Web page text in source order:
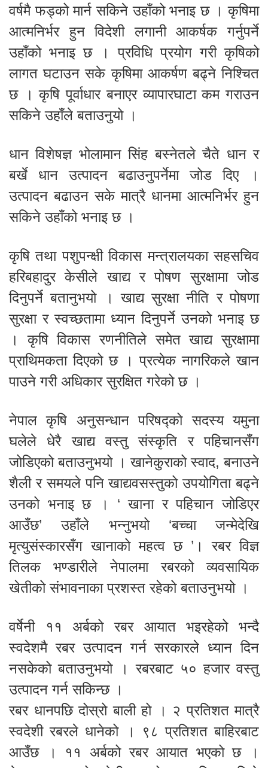
वर्षमै फड्को मार्न सकिने उहाँको भनाइ छ । कृषिमा
आत्मनिर्भर हुन विदेशी लगानी आकर्षक गर्नुपर्ने
उहाँको भनाइ छ । प्रविधि प्रयोग गरी कृषिको
लागत घटाउन सके कृषिमा आकर्षण बढ्ने निश्चित
छ । कृषि पूर्वाधार बनाएर व्यापारघाटा कम गराउन
सकिने उहाँले बताउनुयो ।
धान विशेषज्ञ भोलामान सिंह बस्नेतले चैते धान र
बर्खे धान उत्पादन बढाउनुपर्नेमा जोड दिए ।
उत्पादन बढाउन सके मात्रै धानमा आत्मनिर्भर हुन
सकिने उहाँको भनाइ छ ।
कृषि तथा पशुपन्क्षी विकास मन्त्रालयका सहसचिव
हरिबहादुर केसीले खाद्य र पोषण सुरक्षामा जोड
दिनुपर्ने बतानुभयो । खाद्य सुरक्षा नीति र पोषणा
सुरक्षा र स्वच्छतामा ध्यान दिनुपर्ने उनको भनाइ छ
। कृषि विकास रणनीतिले समेत खाद्य सुरक्षामा
प्राथिमकता दिएको छ । प्रत्येक नागरिकले खान
पाउने गरी अधिकार सुरक्षित गरेको छ ।
नेपाल कृषि अनुसन्धान परिषद्को सदस्य यमुना
घलेले धेरै खाद्य वस्तु संस्कृति र पहिचानसँग
जोडिएको बताउनुभयो । खानेकुराको स्वाद, बनाउने
शैली र समयले पनि खाद्यवसस्तुको उपयोगिता बढ्ने
उनको भनाइ छ । ‘ खाना र पहिचान जोडिएर
आउँछ’ उहाँले भन्नुभयो ‘बच्चा जन्मेदेखि
मृत्युसंस्कारसँग खानाको महत्व छ ’। रबर विज्ञ
तिलक भण्डारीले नेपालमा रबरको व्यवसायिक
खेतीको संभावनाका प्रशस्त रहेको बताउनुभयो ।
वर्षेनी ११ अर्बको रबर आयात भइरहेको भन्दै
स्वदेशमै रबर उत्पादन गर्न सरकारले ध्यान दिन
नसकेको बताउनुभयो । रबरबाट ५० हजार वस्तु
उत्पादन गर्न सकिन्छ ।
रबर धानपछि दोस्रो बाली हो । २ प्रतिशत मात्रै
स्वदेशी रबरले धानेको । ९८ प्रतिशत बाहिरबाट
आउँछ । ११ अर्बको रबर आयात भएको छ ।